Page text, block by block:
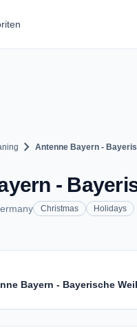
chevron_right Antenne Bayern -
-
Christmas Holidays
Bayern - Bayerische